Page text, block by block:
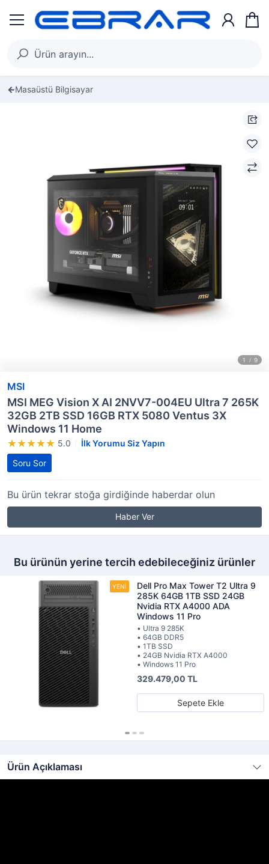
Masaüstü Bilgisayar
MSI
MSI MEG Vision X AI 2NVV7-004EU Ultra 7 265K
32GB 2TB SSD 16GB RTX 5080 Ventus 3X
Windows 11 Home
5.0
İlk Yorumu Siz Yapın
Soru Sor
Bu ürün tekrar stoğa girdiğinde haberdar olun
Haber Ver
Bu ürünün yerine tercih edebileceğiniz ürünler
Dell Pro Max Tower T2 Ultra 9
285K 64GB 1TB SSD 24GB
Nvidia RTX A4000 ADA
Windows 11 Pro
• Ultra 9 285K
• 64GB DDR5
• 1TB SSD
• 24GB Nvidia RTX A4000
• Windows 11 Pro
329.479,00 TL
Sepete Ekle
Ürün Açıklaması